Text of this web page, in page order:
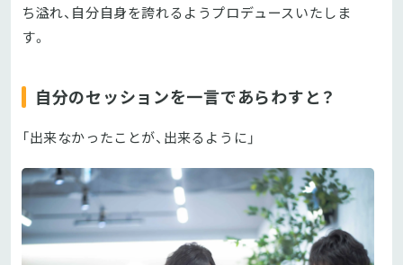
ち溢れ、自分自身を誇れるようプロデュースいたしま
す。
自分のセッションを一言であらわすと？
「出来なかったことが、出来るように」